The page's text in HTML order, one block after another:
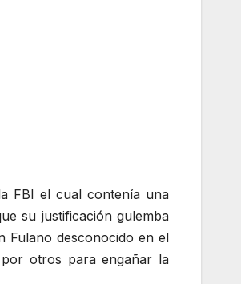
FBI el cual contenía una
su justificación gulemba
Fulano desconocido en el
otros para engañar la